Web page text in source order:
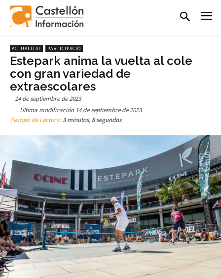
ACTUALITAT PARTICIPACIÓ
Estepark anima la vuelta al cole
con gran variedad de
extraescolares
14 de septiembre de 2023
Última modificación 14 de septiembre de 2023
Tiempo de Lectura:3 minutos, 8 segundos